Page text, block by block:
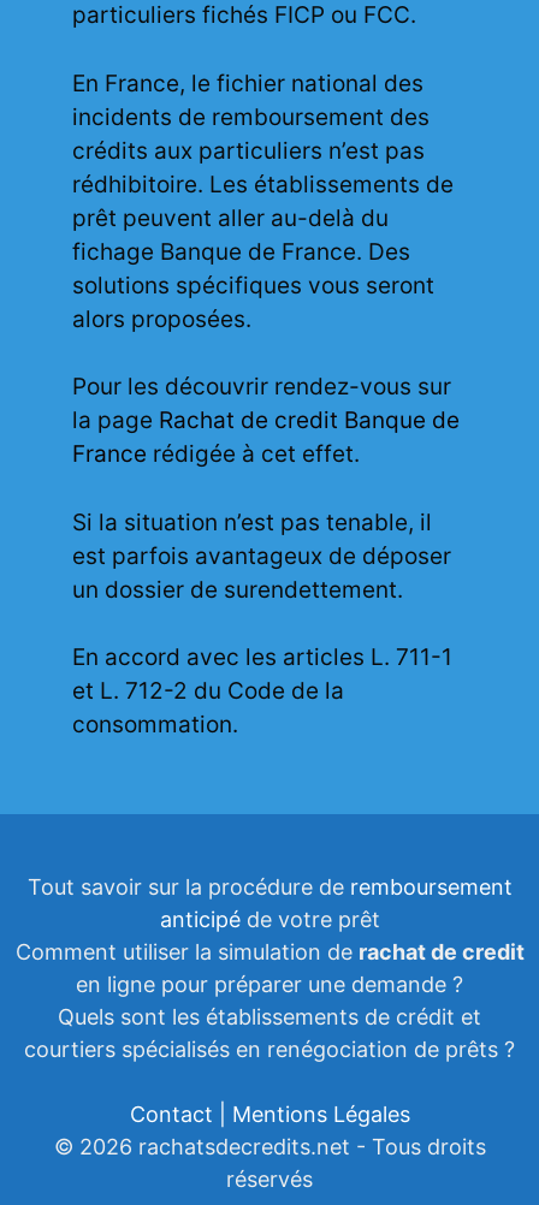
particuliers fichés FICP ou FCC.
En France, le fichier national des
incidents de remboursement des
crédits aux particuliers n’est pas
rédhibitoire. Les établissements de
prêt peuvent aller au-delà du
fichage Banque de France. Des
solutions spécifiques vous seront
alors proposées.
Pour les découvrir rendez-vous sur
la page Rachat de credit Banque de
France rédigée à cet effet.
Si la situation n’est pas tenable, il
est parfois avantageux de déposer
un dossier de surendettement.
En accord avec les articles L. 711-1
et L. 712-2 du Code de la
consommation.
Tout savoir sur la procédure de remboursement
anticipéde votre prêt
Comment utiliser la simulation de rachat de credit
en ligne pour préparer une demande ?
Quels sont les établissements de crédit et
courtiers spécialisés en renégociation de prêts ?
Contact | Mentions Légales
© 2026 rachatsdecredits.net - Tous droits
réservés